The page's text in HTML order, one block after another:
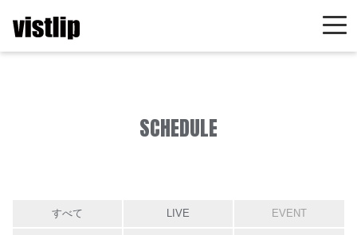
SCHEDULE
すべて LIVE EVENT